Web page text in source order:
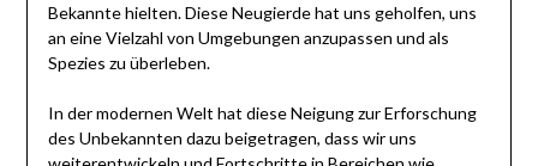
Bekannte hielten. Diese Neugierde hat uns geholfen, uns
an eine Vielzahl von Umgebungen anzupassen und als
Spezies zu überleben.
In der modernen Welt hat diese Neigung zur Erforschung
des Unbekannten dazu beigetragen, dass wir uns